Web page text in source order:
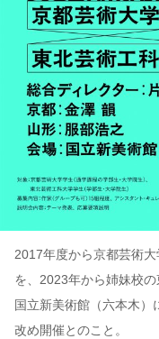
2017年度から京都芸術
を、2023年から姉妹校
国立新美術館（六本木）
改め開催とのこと。